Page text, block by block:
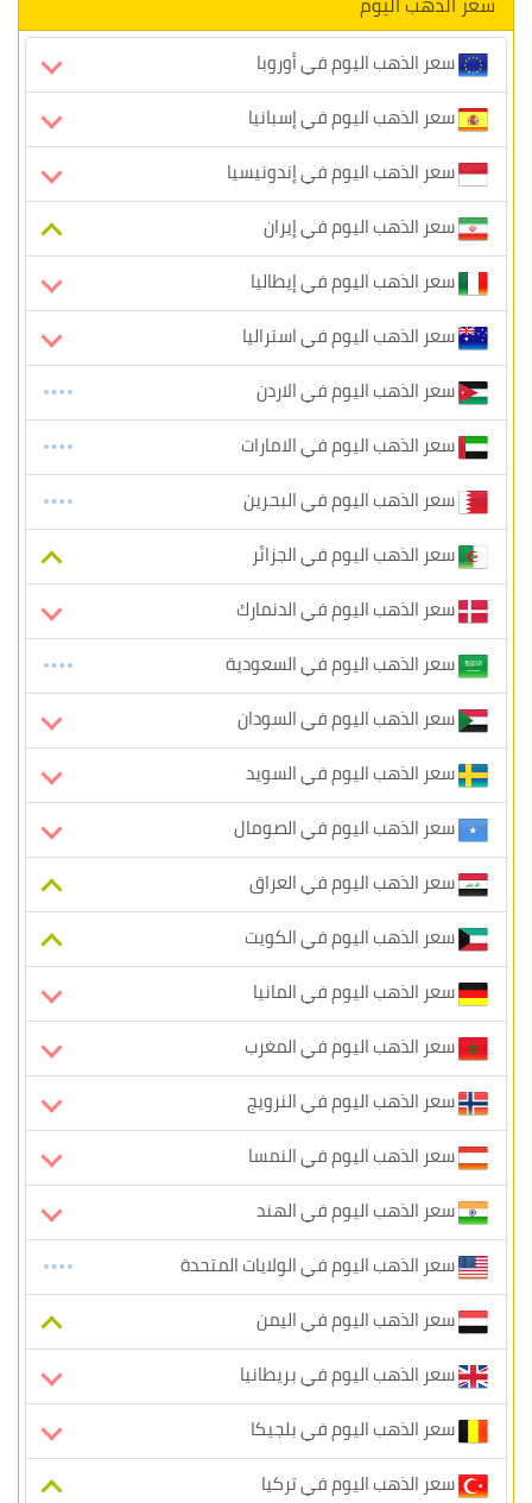
سعر الذهب اليوم في أوروبا
سعر الذهب اليوم في إسبانيا
سعر الذهب اليوم في إندونيسيا
سعر الذهب اليوم في إيران
سعر الذهب اليوم في إيطاليا
سعر الذهب اليوم في استراليا
سعر الذهب اليوم في الاردن
سعر الذهب اليوم في الامارات
سعر الذهب اليوم في البحرين
سعر الذهب اليوم في الجزائر
سعر الذهب اليوم في الدنمارك
سعر الذهب اليوم في السعودية
سعر الذهب اليوم في السودان
سعر الذهب اليوم في السويد
سعر الذهب اليوم في الصومال
سعر الذهب اليوم في العراق
سعر الذهب اليوم في الكويت
سعر الذهب اليوم في المانيا
سعر الذهب اليوم في المغرب
سعر الذهب اليوم في النرويج
سعر الذهب اليوم في النمسا
سعر الذهب اليوم في الهند
سعر الذهب اليوم في الولايات المتحدة
سعر الذهب اليوم في اليمن
سعر الذهب اليوم في بريطانيا
سعر الذهب اليوم في بلجيكا
سعر الذهب اليوم في تركيا